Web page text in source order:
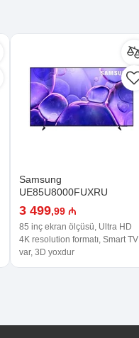
Samsung
UE85U8000FUXRU
3 499,99 ₼
85 inç ekran ölçüsü, Ultra HD
4K resolution formatı, Smart TV
var, 3D yoxdur